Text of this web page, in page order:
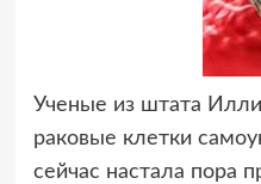
Ученые из штата
раковые клетки
сейчас настала пора